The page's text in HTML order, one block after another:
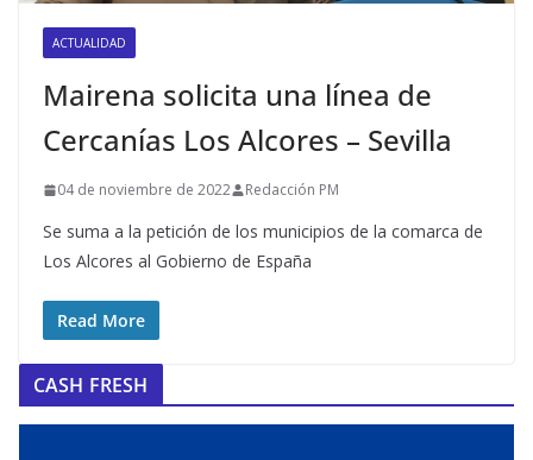
ACTUALIDAD
Mairena solicita una línea de
Cercanías Los Alcores – Sevilla
04 de noviembre de 2022 Redacción PM
Se suma a la petición de los municipios de la comarca de
Los Alcores al Gobierno de España
Read More
CASH FRESH